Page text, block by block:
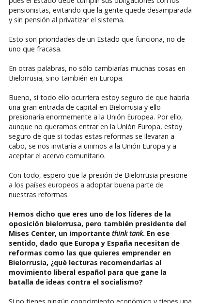
pensionistas, evitando que la gente quede desamparada
y sin pensión al privatizar el sistema.
Esto son prioridades de un Estado que funciona, no de
uno que fracasa.
En otras palabras, no sólo cambiarías muchas cosas en
Bielorrusia, sino también en Europa.
Bueno, si todo ello ocurriera estoy seguro de que habría
una gran entrada de capital en Bielorrusia y ello
presionaría enormemente a la Unión Europea. Por ello,
aunque no queramos entrar en la Unión Europa, estoy
seguro de que si todas estas reformas se llevaran a
cabo, se nos invitaría a unirnos a la Unión Europa y a
aceptar el acervo comunitario.
Con todo, espero que la presión de Bielorrusia presione
a los países europeos a adoptar buena parte de
nuestras reformas.
Hemos dicho que eres uno de los líderes de la
oposición bielorrusa, pero también presidente del
Mises Center, un importante think tank. En ese
sentido, dado que Europa y España necesitan de
reformas como las que quieres emprender en
Bielorrusia, ¿qué lecturas recomendarías al
movimiento liberal español para que gane la
batalla de ideas contra el socialismo?